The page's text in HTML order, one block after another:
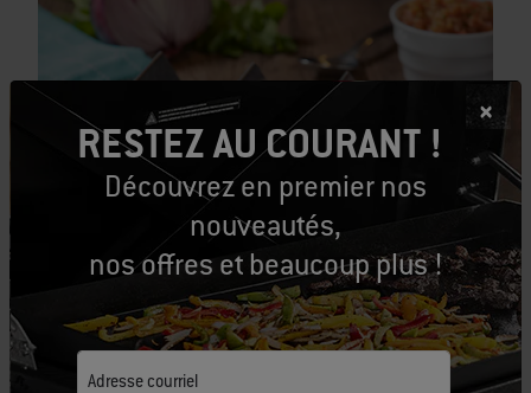
Taco de bavette avec salsa aux tomates
RESTEZ AU COURANT !
Découvrez en premier nos
nouveautés,
nos offres et beaucoup plus !
Adresse courriel